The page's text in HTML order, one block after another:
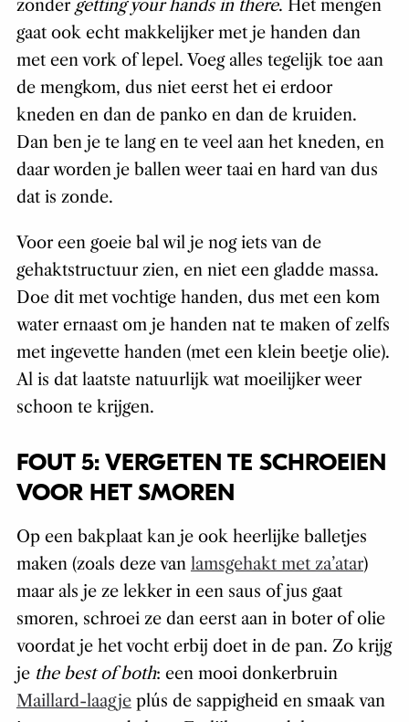
zonder getting your hands in there. Het mengen
gaat ook echt makkelijker met je handen dan
met een vork of lepel. Voeg alles tegelijk toe aan
de mengkom, dus niet eerst het ei erdoor
kneden en dan de panko en dan de kruiden.
Dan ben je te lang en te veel aan het kneden, en
daar worden je ballen weer taai en hard van dus
dat is zonde.
Voor een goeie bal wil je nog iets van de
gehaktstructuur zien, en niet een gladde massa.
Doe dit met vochtige handen, dus met een kom
water ernaast om je handen nat te maken of zelfs
met ingevette handen (met een klein beetje olie).
Al is dat laatste natuurlijk wat moeilijker weer
schoon te krijgen.
FOUT 5: VERGETEN TE SCHROEIEN
VOOR HET SMOREN
Op een bakplaat kan je ook heerlijke balletjes
maken (zoals deze van lamsgehakt met za’atar)
maar als je ze lekker in een saus of jus gaat
smoren, schroei ze dan eerst aan in boter of olie
voordat je het vocht erbij doet in de pan. Zo krijg
je the best of both: een mooi donkerbruin
Maillard-laagjeplús de sappigheid en smaak van